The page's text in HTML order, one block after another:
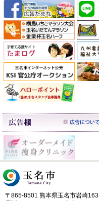
〒865-8501 熊本県玉名市岩崎163